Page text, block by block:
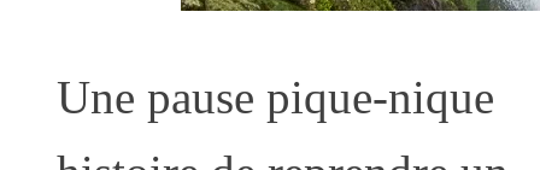
Une pause pique-nique